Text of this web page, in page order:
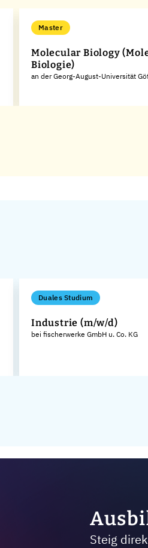
Master
Molecular Biology
Biologie)
an der Georg-August-Universität
Duales Studium
Industrie (m/w/d)
bei fischerwerke GmbH u. Co. KG
Steig